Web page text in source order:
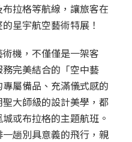
拉格等航線，讓旅客在
星宇航空藝術特展！
機，不僅僅是一架客
完美結合的「空中藝
屬備品、充滿儀式感的
聖大師級的設計美學，都
或布拉格的主題航班。
趟別具意義的飛行，親